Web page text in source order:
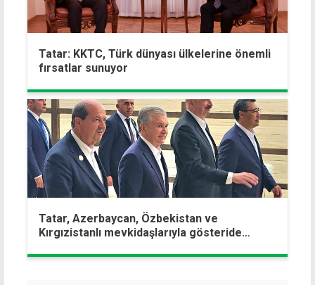
Tatar: KKTC, Türk dünyası ülkelerine önemli
fırsatlar sunuyor
Tatar, Azerbaycan, Özbekistan ve
Kırgızistanlı mevkidaşlarıyla gösteride